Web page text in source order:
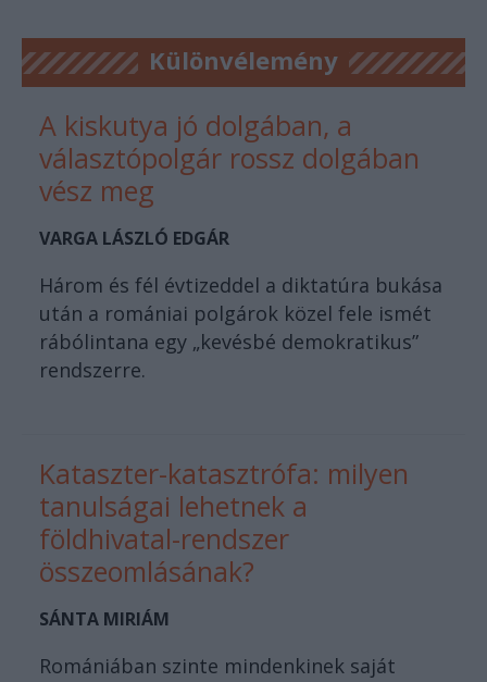
Különvélemény
A kiskutya jó dolgában, a
választópolgár rossz dolgában
vész meg
VARGA LÁSZLÓ EDGÁR
Három és fél évtizeddel a diktatúra bukása
után a romániai polgárok közel fele ismét
rábólintana egy „kevésbé demokratikus”
rendszerre.
Kataszter-katasztrófa: milyen
tanulságai lehetnek a
földhivatal-rendszer
összeomlásának?
SÁNTA MIRIÁM
Romániában szinte mindenkinek saját